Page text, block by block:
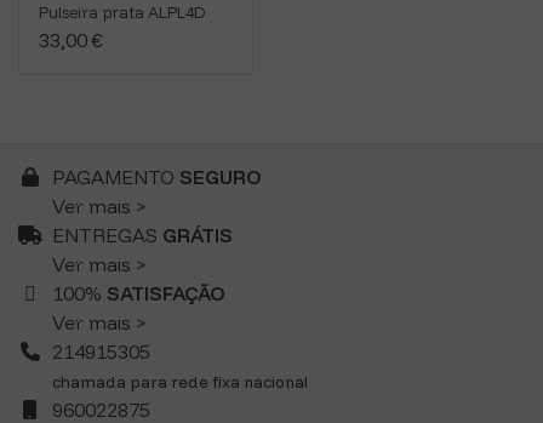
Pulseira prata ALPL4D
33,00 €
PAGAMENTO SEGURO
Ver mais >
ENTREGAS GRÁTIS
Ver mais >
100% SATISFAÇÃO
Ver mais >
214915305
chamada para rede fixa nacional
960022875